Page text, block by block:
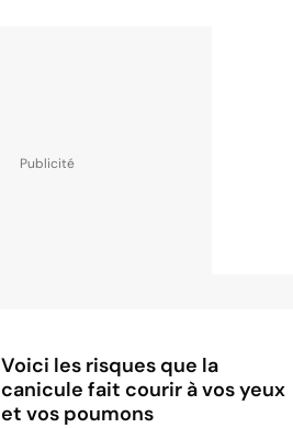
Voici les risques que la
canicule fait courir à vos yeux
et vos poumons